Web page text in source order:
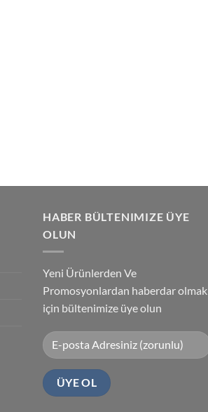
HABER BÜLTENIMIZE ÜYE
OLUN
Yeni Ürünlerden Ve
Promosyonlardan haberdar olmak
için bültenimize üye olun